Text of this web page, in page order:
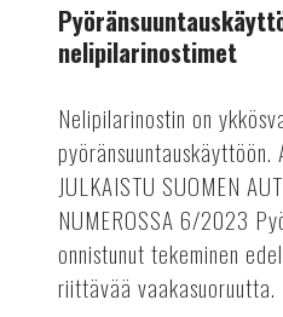
nelipilarinostimet
Nelipilarinostin on
pyöränsuuntauskäyttöön.
JULKAISTU SUOMEN
NUMEROSSA 6/2023
onnistunut tekeminen
riittävää vaakasuoruutta.